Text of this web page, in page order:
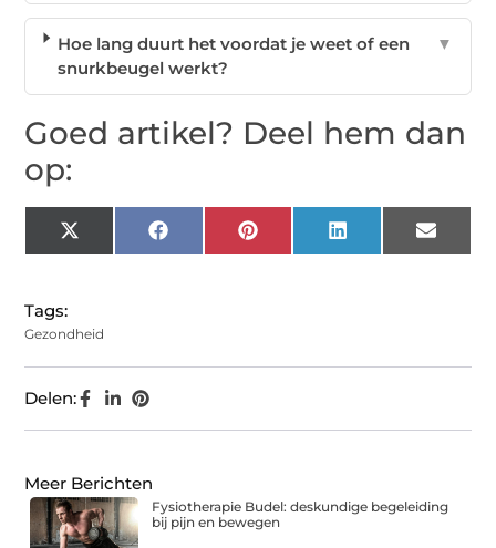
Hoe lang duurt het voordat je weet of een
snurkbeugel werkt?
▼
Goed artikel? Deel hem dan
op:
X
(Twitter)
Facebook Pinterest LinkedIn Email
Tags:
Gezondheid
Delen:
Meer Berichten
Fysiotherapie Budel: deskundige begeleiding
bij pijn en bewegen